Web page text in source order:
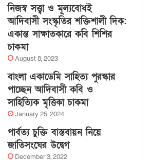
নিজস্ব সত্ত্বা ও মূল্যবোধই
আদিবাসী সংস্কৃতির শক্তিশালী দিক:
একান্ত সাক্ষাতকারে কবি শিশির
চাকমা
August 8, 2023
বাংলা একাডেমি সাহিত্য পুরস্কার
পাচ্ছেন আদিবাসী কবি ও
সাহিত্যিক মৃত্তিকা চাকমা
January 25, 2024
পার্বত্য চুক্তি বাস্তবায়ন নিয়ে
জাতিসংঘের উদ্বেগ
December 3, 2022